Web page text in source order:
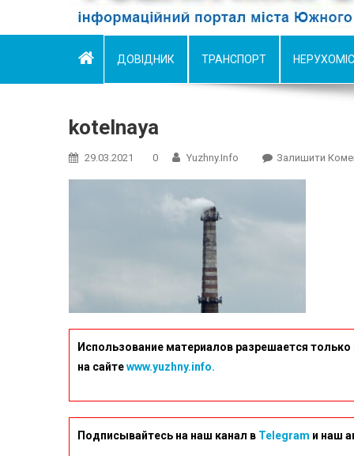
ДОВІДНИК ТРАНСПОРТ
kotelnaya
29.03.2021 0 Yuzhny.info Залишити
Использование материалов разрешается
на сайтеwww.yuzhny.info.
Подписывайтесь на наш канал в Telegram и наш